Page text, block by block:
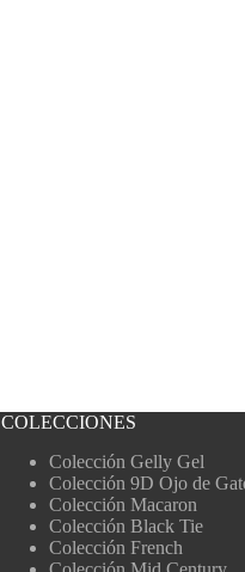
COLECCIONES
Colección Gelly Gel
Colección 9D Ojo de
Colección Macaron
Colección Black Tie
Colección French